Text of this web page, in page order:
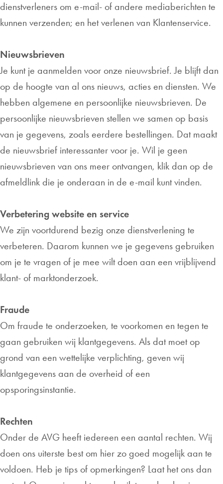
dienstverleners om e-mail- of andere mediaberichten te
kunnen verzenden; en het verlenen van Klantenservice.
Nieuwsbrieven
Je kunt je aanmelden voor onze nieuwsbrief. Je blijft dan
op de hoogte van al ons nieuws, acties en diensten. We
hebben algemene en persoonlijke nieuwsbrieven. De
persoonlijke nieuwsbrieven stellen we samen op basis
van je gegevens, zoals eerdere bestellingen. Dat maakt
de nieuwsbrief interessanter voor je. Wil je geen
nieuwsbrieven van ons meer ontvangen, klik dan op de
afmeldlink die je onderaan in de e-mail kunt vinden.
Verbetering website en service
We zijn voortdurend bezig onze dienstverlening te
verbeteren. Daarom kunnen we je gegevens gebruiken
om je te vragen of je mee wilt doen aan een vrijblijvend
klant- of marktonderzoek.
Fraude
Om fraude te onderzoeken, te voorkomen en tegen te
gaan gebruiken wij klantgegevens. Als dat moet op
grond van een wettelijke verplichting, geven wij
klantgegevens aan de overheid of een
opsporingsinstantie.
Rechten
Onder de AVG heeft iedereen een aantal rechten. Wij
doen ons uiterste best om hier zo goed mogelijk aan te
voldoen. Heb je tips of opmerkingen? Laat het ons dan